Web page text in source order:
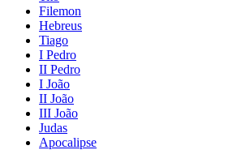
Filemon
Hebreus
Tiago
I Pedro
II Pedro
I João
II João
III João
Judas
Apocalipse